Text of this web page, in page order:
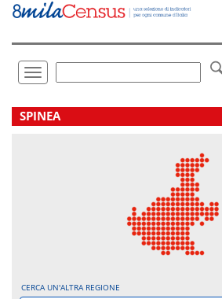
Vai
direttamente
Toggle
navigation
.
SPINEA
CERCA UN'ALTRA REGIONE